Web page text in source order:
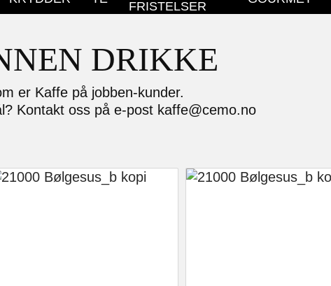
FRISTELSER
DRIKKE
er Kaffe på jobben-kunder.
Kontakt oss på e-post kaffe@cemo.no